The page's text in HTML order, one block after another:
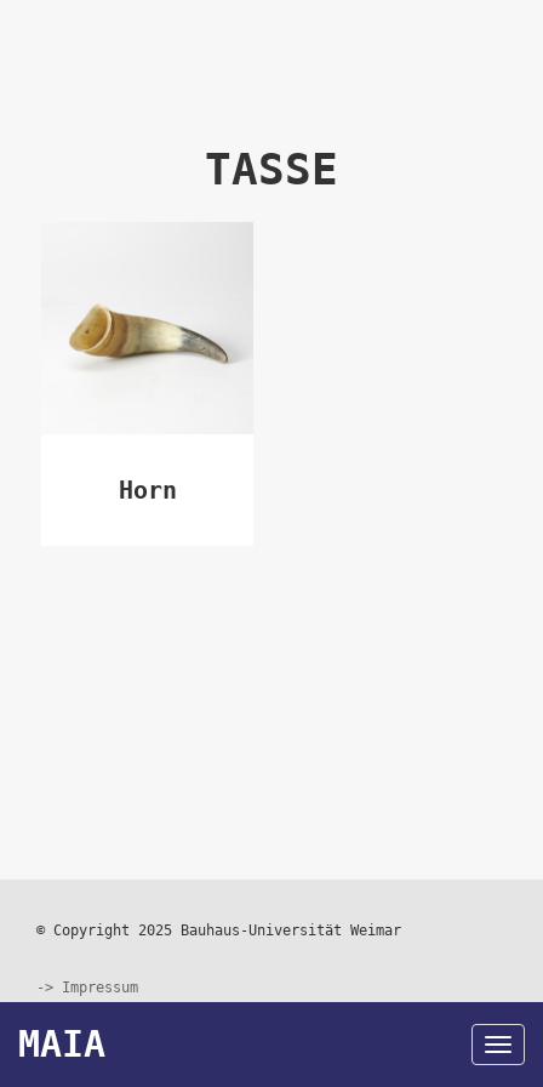
MAIA
TASSE
Horn
© Copyright 2025 Bauhaus-Universität Weimar
Footer
menu
Impressum
Datenschutz